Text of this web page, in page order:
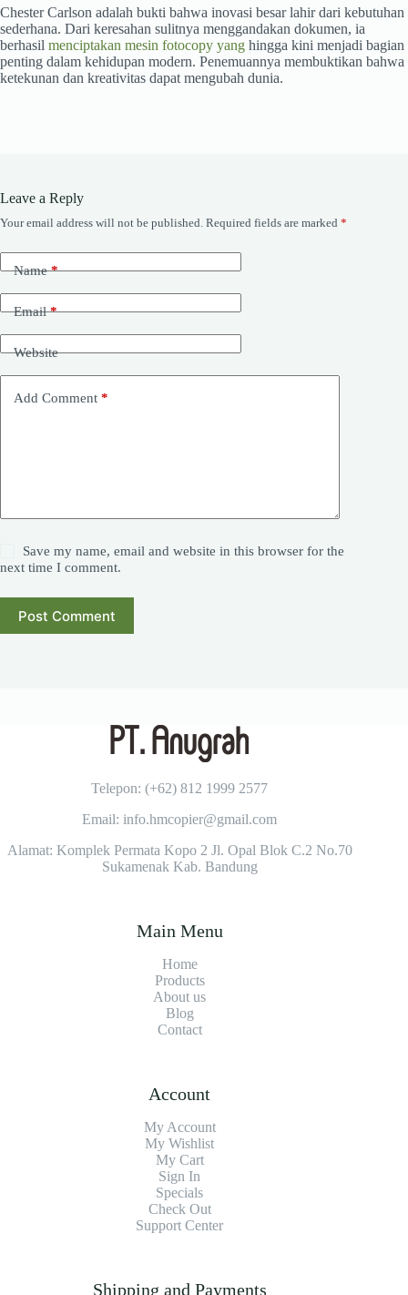
Chester Carlson adalah bukti bahwa inovasi besar lahir dari kebutuhan
sederhana. Dari keresahan sulitnya menggandakan dokumen, ia
berhasil menciptakan mesin fotocopy yang hingga kini menjadi bagian
penting dalam kehidupan modern. Penemuannya membuktikan bahwa
ketekunan dan kreativitas dapat mengubah dunia.
Leave a Reply
Your email address will not be published. Required fields are marked *
Name*
Email*
Website
Add Comment *
Save my name, email and website in this browser for the
next time I comment.
Post Comment
Telepon: (+62) 812 1999 2577
Email: info.hmcopier@gmail.com
Alamat: Komplek Permata Kopo 2 Jl. Opal Blok C.2 No.70
Sukamenak Kab. Bandung
Main Menu
Home
Products
About us
Blog
Contact
Account
My Account
My Wishlist
My Cart
Sign In
Specials
Check Out
Support Center
Shipping and Payments